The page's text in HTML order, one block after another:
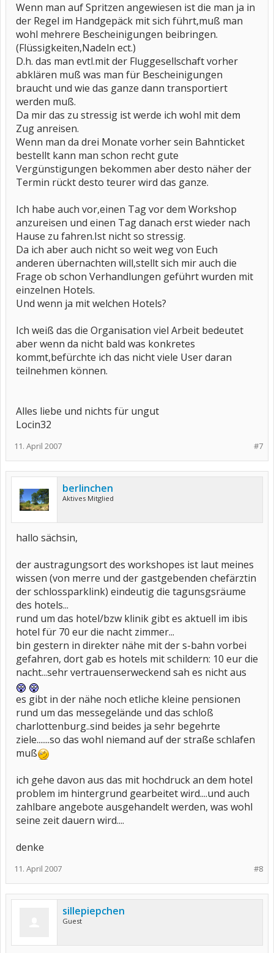
Wenn man auf Spritzen angewiesen ist die man ja in
der Regel im Handgepäck mit sich führt,muß man
wohl mehrere Bescheinigungen beibringen.
(Flüssigkeiten,Nadeln ect.)
D.h. das man evtl.mit der Fluggesellschaft vorher
abklären muß was man für Bescheinigungen
braucht und wie das ganze dann transportiert
werden muß.
Da mir das zu stressig ist werde ich wohl mit dem
Zug anreisen.
Wenn man da drei Monate vorher sein Bahnticket
bestellt kann man schon recht gute
Vergünstigungen bekommen aber desto näher der
Termin rückt desto teurer wird das ganze.
Ich habe auch vor,einen Tag vor dem Workshop
anzureisen und einen Tag danach erst wieder nach
Hause zu fahren.Ist nicht so stressig.
Da ich aber auch nicht so weit weg von Euch
anderen übernachten will,stellt sich mir auch die
Frage ob schon Verhandlungen geführt wurden mit
einzelnen Hotels.
Und wenn ja mit welchen Hotels?
Ich weiß das die Organisation viel Arbeit bedeutet
aber wenn da nicht bald was konkretes
kommt,befürchte ich das nicht viele User daran
teilnehmen können.
Alles liebe und nichts für ungut
Locin32
#7
11. April 2007
berlinchen
Aktives Mitglied
hallo sächsin,
der austragungsort des workshopes ist laut meines
wissen (von merre und der gastgebenden chefärztin
der schlossparklink) eindeutig die tagunsgsräume
des hotels...
rund um das hotel/bzw klinik gibt es aktuell im ibis
hotel für 70 eur die nacht zimmer...
bin gestern in direkter nähe mit der s-bahn vorbei
gefahren, dort gab es hotels mit schildern: 10 eur die
nacht...sehr vertrauenserweckend sah es nicht aus
es gibt in der nähe noch etliche kleine pensionen
rund um das messegelände und das schloß
charlottenburg..sind beides ja sehr begehrte
ziele.......so das wohl niemand auf der straße schlafen
muß
ich gehe davon aus das mit hochdruck an dem hotel
problem im hintergrund gearbeitet wird....und auch
zahlbare angebote ausgehandelt werden, was wohl
seine zeit dauern wird....
denke
#8
11. April 2007
sillepiepchen
Guest